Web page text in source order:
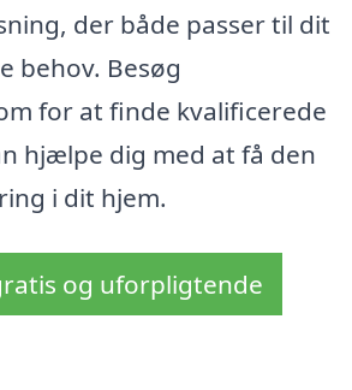
der både passer til dit
behov. Besøg
for at finde kvalificerede
hjælpe dig med at få den
i dit hjem.
og uforpligtende